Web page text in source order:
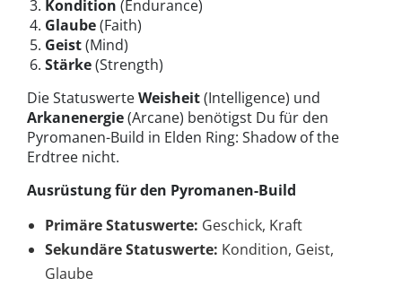
Kondition (Endurance)
Glaube(Faith)
Geist(Mind)
Stärke(Strength)
Die StatuswerteWeisheit(Intelligence) und
Arkanenergie(Arcane) benötigst Du für den
Pyromanen-Build in Elden Ring: Shadow of the
Erdtree nicht.
Ausrüstung für den Pyromanen-Build
Primäre Statuswerte: Geschick, Kraft
Sekundäre Statuswerte: Kondition, Geist,
Glaube